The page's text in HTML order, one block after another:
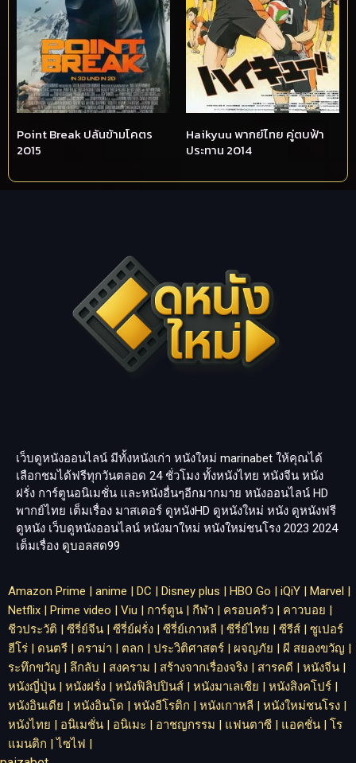
Point Break ปล้นข้ามโคตร
2015
Haikyuu พากย์ไทย คู่ตบฟ้า
ประทาน 2014
เว็บดูหนังออนไลน์ มีทั้งหนังเก่า หนังใหม่ marinabet ให้คุณได้
เลือกชมได้ฟรีทุกวันตลอด 24 ชั่วโมง ทั้งหนังไทย หนังจีน หนัง
ฝรั่ง การ์ตูนอนิเมชั่น และหนังอื่นๆอีกมากมาย หนังออนไลน์ HD
พากย์ไทย เต็มเรื่อง มาสเตอร์ ดูหนังHD ดูหนังใหม่ หนัง ดูหนังฟรี
ดูหนัง เว็บดูหนังออนไลน์ หนังมาใหม่ หนังใหม่ชนโรง 2023 2024
เต็มเรื่อง ดูบอลสด99
Amazon Prime | anime | DC | Disney plus | HBO Go | iQiY | Marvel |
Netflix | Prime video | Viu | การ์ตูน | กีฬา | ครอบครัว | คาวบอย |
ชีวประวัติ | ซีรี่ย์จีน | ซีรี่ย์ฝรั่ง | ซีรี่ย์เกาหลี | ซีรี่ย์ไทย | ซีรีส์ | ซูเปอร์
ฮีโร่ | ดนตรี | ดราม่า | ตลก | ประวิติศาสตร์ | ผจญภัย | ผี สยองขวัญ |
ระทึกขวัญ | ลึกลับ | สงคราม | สร้างจากเรื่องจริง | สารคดี | หนังจีน |
หนังญี่ปุ่น | หนังฝรั่ง | หนังฟิลิปปินส์ | หนังมาเลเซีย | หนังสิงคโปร์ |
หนังอินเดีย | หนังอินโด | หนังอีโรติก | หนังเกาหลี | หนังใหม่ชนโรง |
หนังไทย | อนิเมชั่น | อนิเมะ | อาชญกรรม | แฟนตาซี | แอคชั่น | โร
แมนติก |ไซไฟ |